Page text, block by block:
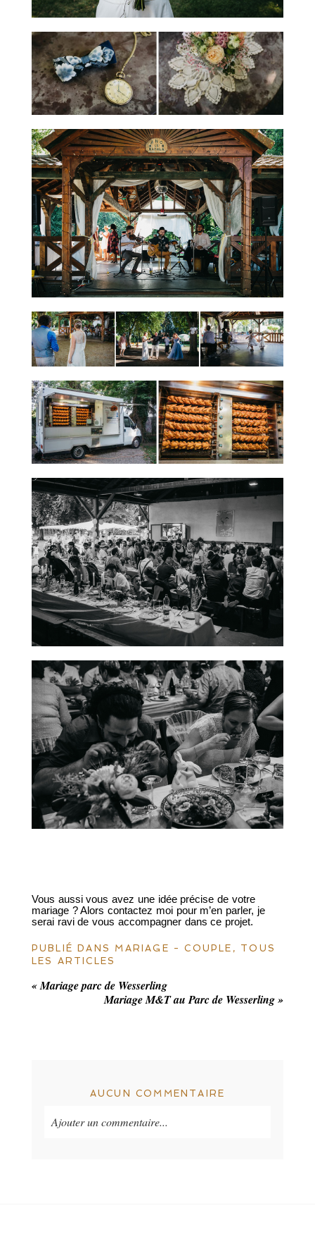
Vous aussi vous avez une idée précise de votre
mariage ? Alors contactez moi pour m’en parler, je
serai ravi de vous accompagner dans ce projet.
PUBLIÉ DANS MARIAGE - COUPLE , TOUS
LES ARTICLES
«Mariage parc de Wesserling
Mariage M&T au Parc de Wesserling»
AUCUN COMMENTAIRE
Ajouter un commentaire...